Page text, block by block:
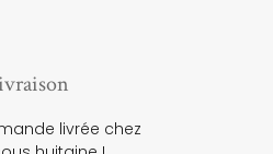
livrée chez